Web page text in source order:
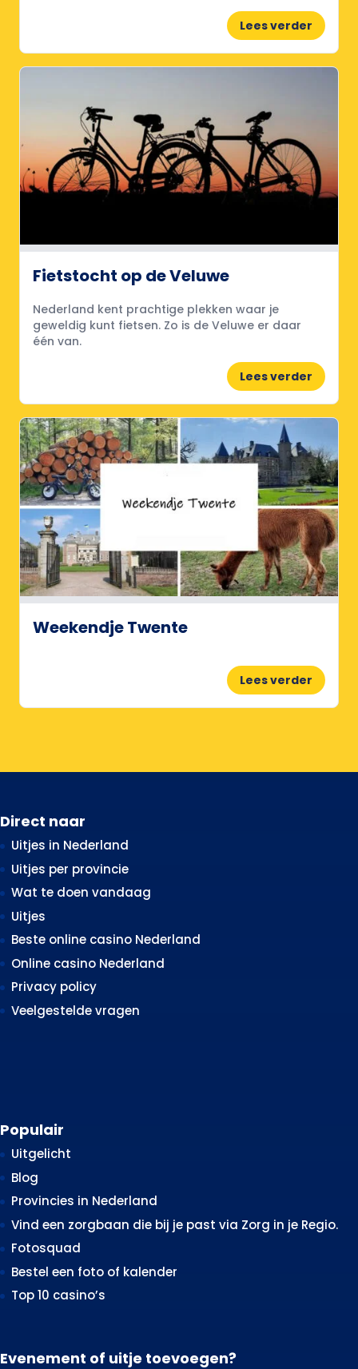
Lees verder
Fietstocht op de Veluwe
Nederland kent prachtige plekken waar je
geweldig kunt fietsen. Zo is de Veluwe er daar
één van.
Lees verder
Weekendje Twente
Lees verder
Direct naar
Uitjes in Nederland
Uitjes per provincie
Wat te doen vandaag
Uitjes
Beste online casino Nederland
Online casino Nederland
Privacy policy
Veelgestelde vragen
Populair
Uitgelicht
Blog
Provincies in Nederland
Vind een zorgbaan die bij je past via Zorg in je Regio.
Fotosquad
Bestel een foto of kalender
Top 10 casino’s
Evenement of uitje toevoegen?